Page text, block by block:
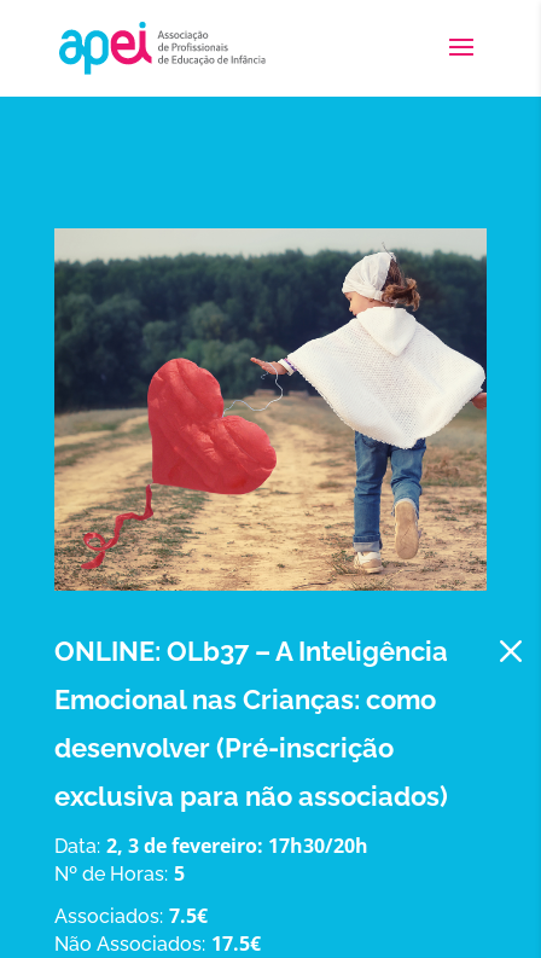
ONLINE: OLb37 – A Inteligência
Emocional nas Crianças: como
desenvolver (Pré-inscrição
exclusiva para não associados)
Data: 2, 3 de fevereiro: 17h30/20h
Nº de Horas: 5
Associados: 7.5€
Não Associados: 17.5€
M